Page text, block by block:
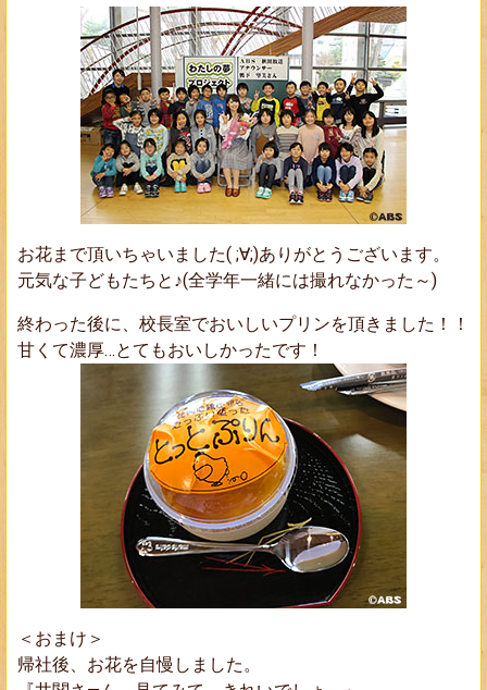
お花まで頂いちゃいました( ;∀;)ありがとうございます。
元気な子どもたちと♪(全学年一緒には撮れなかった～)
終わった後に、校長室でおいしいプリンを頂きました！！
甘くて濃厚…とてもおいしかったです！
＜おまけ＞
帰社後、お花を自慢しました。